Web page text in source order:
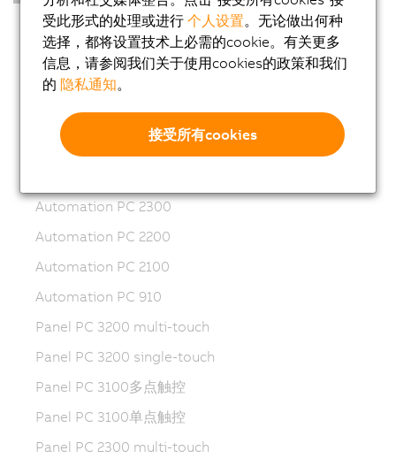
工业PC
Automation PC 50A
Automation PC 4100
Automation PC 3200
Automation PC 3100
Automation PC 2300
Automation PC 2200
Automation PC 2100
Automation PC 910
Panel PC 3200 multi-touch
Panel PC 3200 single-touch
Panel PC 3100多点触控
Panel PC 3100单点触控
Panel PC 2300 multi-touch
受此形式的处理或进行个人设置。无论做出何种
选择，都将设置技术上必需的cookie。有关更多
信息，请参阅我们关于使用cookies的政策和我们
的 隐私通知。
接受所有cookies